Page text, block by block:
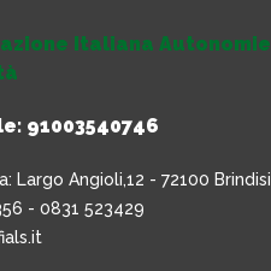
Italiana Autonomie
91003540746
Largo Angioli,12 - 72100 Brindisi
- 0831 523429